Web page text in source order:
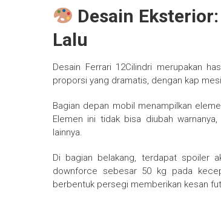
Desain
Lalu
Desain Ferrari 12Cilindri merupakan
proporsi yang dramatis, dengan kap
Bagian depan mobil menampilkan
Elemen ini tidak bisa diubah
lainnya.
Di bagian belakang, terdapat spoiler
downforce sebesar 50 kg pada
berbentuk persegi memberikan kesan